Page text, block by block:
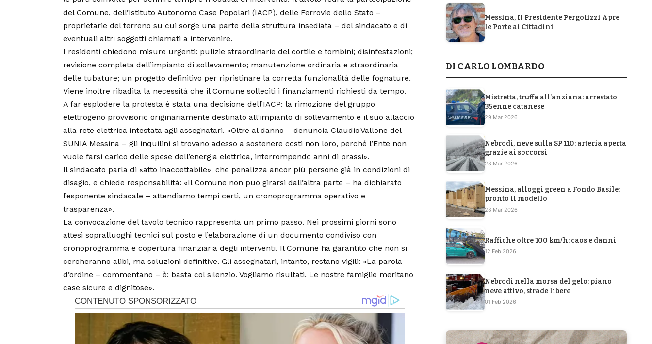
del Comune, dell’Istituto Autonomo Case Popolari (IACP), delle Ferrovie dello Stato –
proprietarie del terreno su cui sorge una parte della struttura insediata – del sindacato e di
eventuali altri soggetti chiamati a intervenire.
I residenti chiedono misure urgenti: pulizie straordinarie del cortile e tombini; disinfestazioni;
revisione completa dell’impianto di sollevamento; manutenzione ordinaria e straordinaria
delle tubature; un progetto definitivo per ripristinare la corretta funzionalità delle fognature.
Viene inoltre ribadita la necessità che il Comune solleciti i finanziamenti richiesti da tempo.
A far esplodere la protesta è stata una decisione dell’IACP: la rimozione del gruppo
elettrogeno provvisorio originariamente destinato all’impianto di sollevamento e il suo allaccio
alla rete elettrica intestata agli assegnatari. «Oltre al danno – denuncia Claudio Vallone del
SUNIA Messina – gli inquilini si trovano adesso a sostenere costi non loro, perché l’Ente non
vuole farsi carico delle spese dell’energia elettrica, interrompendo anni di prassi».
Il sindacato parla di «atto inaccettabile», che penalizza ancor più persone già in condizioni di
disagio, e chiede responsabilità: «Il Comune non può girarsi dall’altra parte – ha dichiarato
l’esponente sindacale – attendiamo tempi certi, un cronoprogramma operativo e
trasparenza».
La convocazione del tavolo tecnico rappresenta un primo passo. Nei prossimi giorni sono
attesi sopralluoghi tecnici sul posto e l’elaborazione di un documento condiviso con
cronoprogramma e copertura finanziaria degli interventi. Il Comune ha garantito che non si
cercheranno alibi, ma soluzioni definitive. Gli assegnatari, intanto, restano vigili: «La parola
d’ordine – commentano – è: basta col silenzio. Vogliamo risultati. Le nostre famiglie meritano
case sicure e dignitose».
Messina, Il Presidente Pergolizzi Apre
le Porte ai Cittadini
DI CARLO LOMBARDO
Mistretta, truffa all’anziana: arrestato
35enne catanese
29 Mar 2026
Nebrodi, neve sulla SP 110: arteria aperta
grazie ai soccorsi
28 Mar 2026
Messina, alloggi green a Fondo Basile:
pronto il modello
28 Mar 2026
Raffiche oltre 100 km/h: caos e danni
12 Feb 2026
Nebrodi nella morsa del gelo: piano
neve attivo, strade libere
01 Feb 2026